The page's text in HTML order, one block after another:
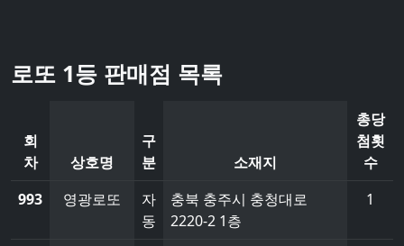
로또 1등 판매점 목록
회
차
상호명
구
분
소재지
총당
첨횟
수
993
영광로또
자
동
충북 충주시 충청대로
2220-2 1층
1